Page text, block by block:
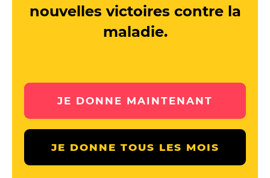
nouvelles victoires contre la
maladie.
JE DONNE MAINTENANT
JE DONNE TOUS LES MOIS